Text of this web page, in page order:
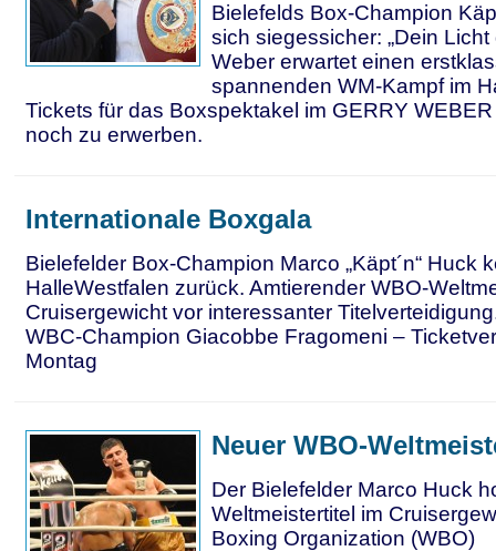
Bielefelds Box-Champion
sich siegessicher: „Dein Licht
Weber erwartet einen
spannenden WM-Kampf im
Tickets für das Boxspektakel im GERRY
noch zu erwerben.
Internationale Boxgala
Bielefelder Box-Champion Marco „Käpt´n“ Huck
HalleWestfalen zurück. Amtierender WBO-
Cruisergewicht vor interessanter
WBC-Champion Giacobbe Fragomeni –
Montag
Neuer WBO-
Der Bielefelder Marco Huck
Weltmeistertitel im
Boxing Organization (WBO)